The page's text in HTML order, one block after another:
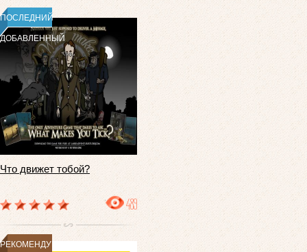
ПОСЛЕДНИЙ
ДОБАВЛЕННЫЙ
Что движет тобой?
489
РЕКОМЕНДУЕМ